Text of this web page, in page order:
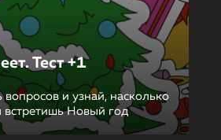
Тест +1
вопросов и узнай, насколько
встретишь Новый год